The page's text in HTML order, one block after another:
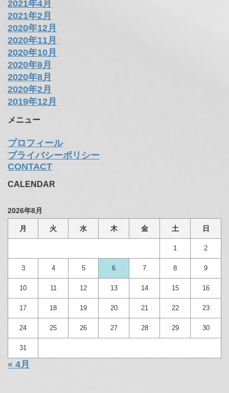
2021年4月
2021年2月
2020年12月
2020年11月
2020年10月
2020年9月
2020年8月
2020年2月
2019年12月
メニュー
プロフィール
プライバシーポリシー
CONTACT
CALENDAR
2026年8月
月 火 水 木 金 土 日
1 2
3 4 5 6 7 8 9
10 11 12 13 14 15 16
17 18 19 20 21 22 23
24 25 26 27 28 29 30
31
« 4月